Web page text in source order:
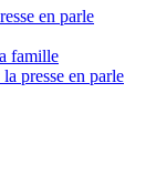
en parle
famille
presse en parle